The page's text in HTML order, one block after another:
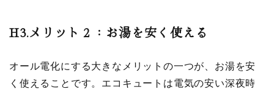
H3.メリット２：お湯を安く使える
オール電化にする大きなメリットの一つが、お湯を安
く使えることです。エコキュートは電気の安い深夜時